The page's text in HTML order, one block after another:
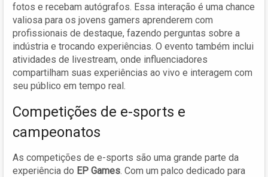
fotos e recebam autógrafos. Essa interação é uma chance
valiosa para os jovens gamers aprenderem com
profissionais de destaque, fazendo perguntas sobre a
indústria e trocando experiências. O evento também inclui
atividades de livestream, onde influenciadores
compartilham suas experiências ao vivo e interagem com
seu público em tempo real.
Competições de e-sports e
campeonatos
As competições de e-sports são uma grande parte da
experiência do EP Games. Com um palco dedicado para